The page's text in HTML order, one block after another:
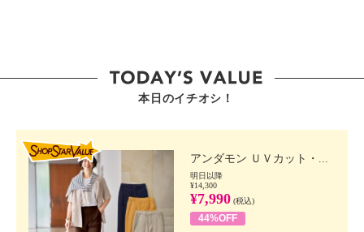
本日のイチオシ！
アンダモン ＵＶカット・...
明日以降
¥14,300
¥7,990 (税込)
44%OFF